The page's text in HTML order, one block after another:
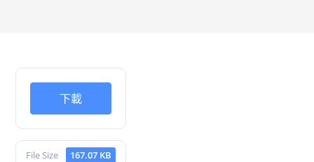
下載
File Size 167.07 KB